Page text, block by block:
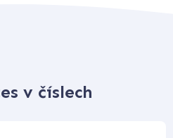
v číslech